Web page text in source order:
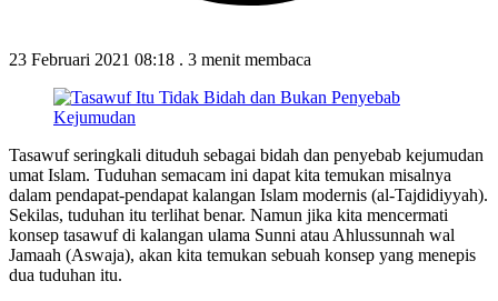
23 Februari 2021 08:18 . 3 menit membaca
Tasawuf seringkali dituduh sebagai bidah dan penyebab kejumudan
umat Islam. Tuduhan semacam ini dapat kita temukan misalnya
dalam pendapat-pendapat kalangan Islam modernis (al-Tajdidiyyah).
Sekilas, tuduhan itu terlihat benar. Namun jika kita mencermati
konsep tasawuf di kalangan ulama Sunni atau Ahlussunnah wal
Jamaah (Aswaja), akan kita temukan sebuah konsep yang menepis
dua tuduhan itu.